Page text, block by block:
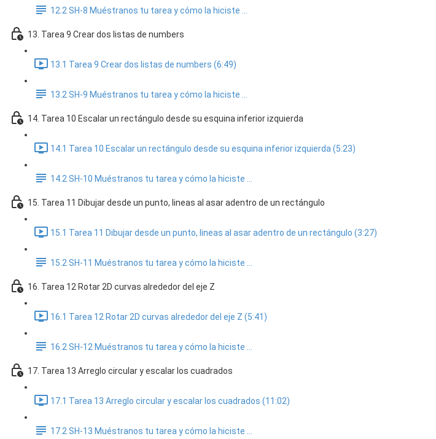
12.2 SH-8 Muéstranos tu tarea y cómo la hiciste ...
13. Tarea 9 Crear dos listas de numbers
13.1 Tarea 9 Crear dos listas de numbers (6:49)
13.2 SH-9 Muéstranos tu tarea y cómo la hiciste ...
14. Tarea 10 Escalar un rectángulo desde su esquina inferior izquierda
14.1 Tarea 10 Escalar un rectángulo desde su esquina inferior izquierda (5:23)
14.2 SH-10 Muéstranos tu tarea y cómo la hiciste ...
15. Tarea 11 Dibujar desde un punto, lineas al asar adentro de un rectángulo
15.1 Tarea 11 Dibujar desde un punto, lineas al asar adentro de un rectángulo (3:27)
15.2 SH-11 Muéstranos tu tarea y cómo la hiciste ...
16. Tarea 12 Rotar 2D curvas alrededor del eje Z
16.1 Tarea 12 Rotar 2D curvas alrededor del eje Z (5:41)
16.2 SH-12 Muéstranos tu tarea y cómo la hiciste ...
17. Tarea 13 Arreglo circular y escalar los cuadrados
17.1 Tarea 13 Arreglo circular y escalar los cuadrados (11:02)
17.2 SH-13 Muéstranos tu tarea y cómo la hiciste ...